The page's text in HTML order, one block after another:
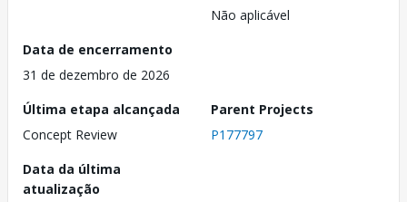
Não aplicável
Data de encerramento
31 de dezembro de 2026
Última etapa alcançada
Concept Review
Parent Projects
P177797
Data da última
atualização